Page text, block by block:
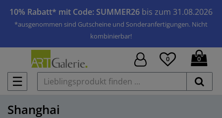
10% Rabatt* mit Code: SUMMER26 bis zum 31.08.2026
*ausgenommen sind Gutscheine und Sonderanfertigungen. Nicht
kombinierbar!
☰
0 0
Shanghai